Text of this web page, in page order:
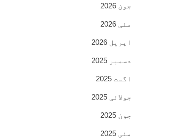
جون 2026
مئی 2026
اپریل 2026
دسمبر 2025
اگست 2025
جولائی 2025
جون 2025
مئی 2025